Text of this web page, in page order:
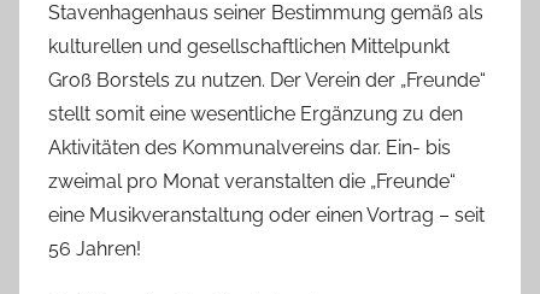
Stavenhagenhaus seiner Bestimmung gemäß als
kulturellen und gesellschaftlichen Mittelpunkt
Groß Borstels zu nutzen. Der Verein der „Freunde“
stellt somit eine wesentliche Ergänzung zu den
Aktivitäten des Kommunalvereins dar. Ein- bis
zweimal pro Monat veranstalten die „Freunde“
eine Musikveranstaltung oder einen Vortrag – seit
56 Jahren!